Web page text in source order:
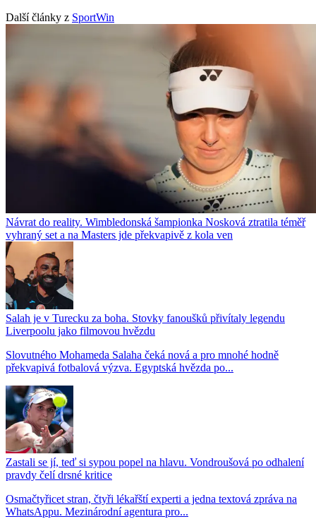
Další články z SportWin
Návrat do reality. Wimbledonská šampionka Nosková ztratila téměř
vyhraný set a na Masters jde překvapivě z kola ven
Salah je v Turecku za boha. Stovky fanoušků přivítaly legendu
Liverpoolu jako filmovou hvězdu
Slovutného Mohameda Salaha čeká nová a pro mnohé hodně
překvapivá fotbalová výzva. Egyptská hvězda po...
Zastali se jí, teď si sypou popel na hlavu. Vondroušová po odhalení
pravdy čelí drsné kritice
Osmačtyřicet stran, čtyři lékařští experti a jedna textová zpráva na
WhatsAppu. Mezinárodní agentura pro...